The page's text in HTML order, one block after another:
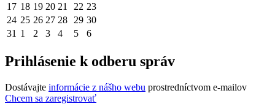
17 18 19 20 21 22 23
24 25 26 27 28 29 30
31 1 2 3 4 5 6
Prihlásenie k odberu správ
Dostávajte informácie z nášho webu prostredníctvom e-mailov
Chcem sa zaregistrovať